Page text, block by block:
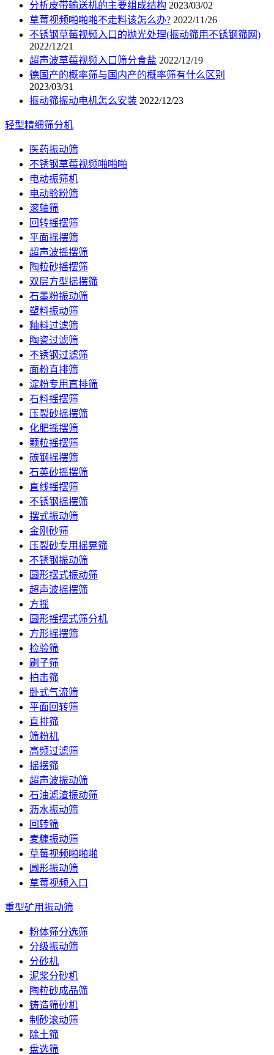
分析皮带输送机的主要组成结构 2023/03/02
草莓视频啪啪啪不走料该怎么办? 2022/11/26
不锈钢草莓视频入口的抛光处理(振动筛用不锈钢筛网)
2022/12/21
超声波草莓视频入口筛分食盐 2022/12/19
德国产的概率筛与国内产的概率筛有什么区别
2023/03/31
振动筛振动电机怎么安装 2022/12/23
轻型精细筛分机
医药振动筛
不锈钢草莓视频啪啪啪
电动振筛机
电动验粉筛
滚轴筛
回转摇摆筛
平面摇摆筛
超声波摇摆筛
陶粒砂摇摆筛
双层方型摇摆筛
石墨粉振动筛
塑料振动筛
釉料过滤筛
陶瓷过滤筛
不锈钢过滤筛
面粉直排筛
淀粉专用直排筛
石料摇摆筛
压裂砂摇摆筛
化肥摇摆筛
颗粒摇摆筛
碳钢摇摆筛
石英砂摇摆筛
直线摇摆筛
不锈钢摇摆筛
摆式振动筛
金刚砂筛
压裂砂专用摇晃筛
不锈钢振动筛
圆形摆式振动筛
超声波摇摆筛
方摇
圆形摇摆式筛分机
方形摇摆筛
检验筛
刷子筛
拍击筛
卧式气流筛
平面回转筛
直排筛
筛粉机
高频过滤筛
摇摆筛
超声波振动筛
石油滤渣振动筛
沥水振动筛
回转筛
麦糠振动筛
草莓视频啪啪啪
圆形振动筛
草莓视频入口
重型矿用振动筛
粉体筛分选筛
分级振动筛
分砂机
泥浆分砂机
陶粒砂成品筛
铸造筛砂机
制砂滚动筛
除土筛
盘选筛